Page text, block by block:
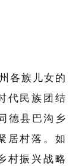
各族儿女的
代民族团结
德县巴沟乡
居村落。如
村振兴战略